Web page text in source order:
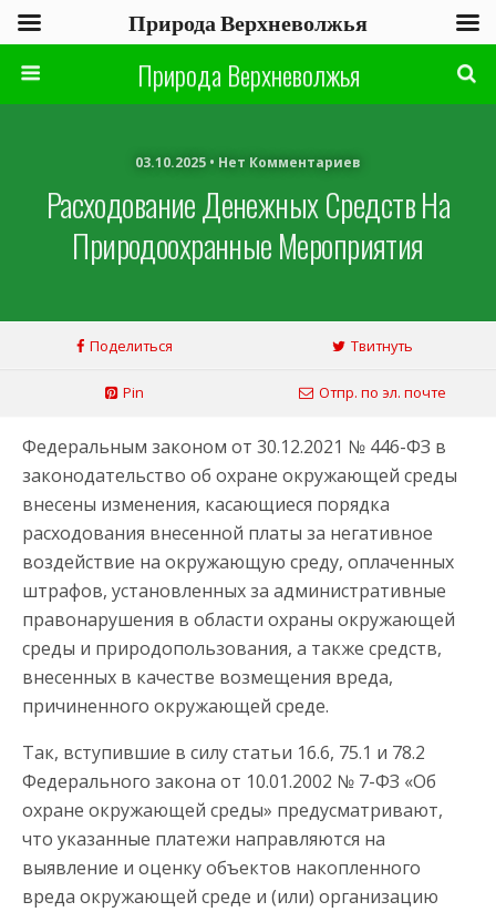
Природа Верхневолжья
03.10.2025 • Нет Комментариев
Расходование Денежных Средств На
Природоохранные Мероприятия
Поделиться Твитнуть
Pin Отпр. по эл. почте
Федеральным законом от 30.12.2021 № 446-ФЗ в
законодательство об охране окружающей среды
внесены изменения, касающиеся порядка
расходования внесенной платы за негативное
воздействие на окружающую среду, оплаченных
штрафов, установленных за административные
правонарушения в области охраны окружающей
среды и природопользования, а также средств,
внесенных в качестве возмещения вреда,
причиненного окружающей среде.
Так, вступившие в силу статьи 16.6, 75.1 и 78.2
Федерального закона от 10.01.2002 № 7-ФЗ «Об
охране окружающей среды» предусматривают,
что указанные платежи направляются на
выявление и оценку объектов накопленного
вреда окружающей среде и (или) организацию
Природа Верхневолжья